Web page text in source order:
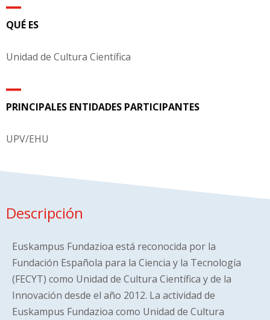
QUÉ ES
Unidad de Cultura Científica
PRINCIPALES ENTIDADES PARTICIPANTES
UPV/EHU
Descripción
Euskampus Fundazioa está reconocida por la
Fundación Española para la Ciencia y la Tecnología
(FECYT) como Unidad de Cultura Científica y de la
Innovación desde el año 2012. La actividad de
Euskampus Fundazioa como Unidad de Cultura